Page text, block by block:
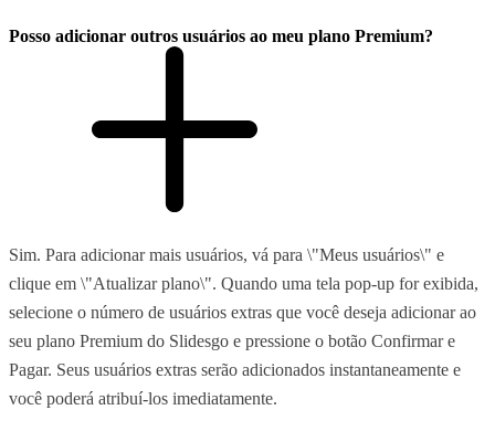
Posso adicionar outros usuários ao meu plano Premium?
Sim. Para adicionar mais usuários, vá para \"Meus usuários\" e
clique em \"Atualizar plano\". Quando uma tela pop-up for exibida,
selecione o número de usuários extras que você deseja adicionar ao
seu plano Premium do Slidesgo e pressione o botão Confirmar e
Pagar. Seus usuários extras serão adicionados instantaneamente e
você poderá atribuí-los imediatamente.